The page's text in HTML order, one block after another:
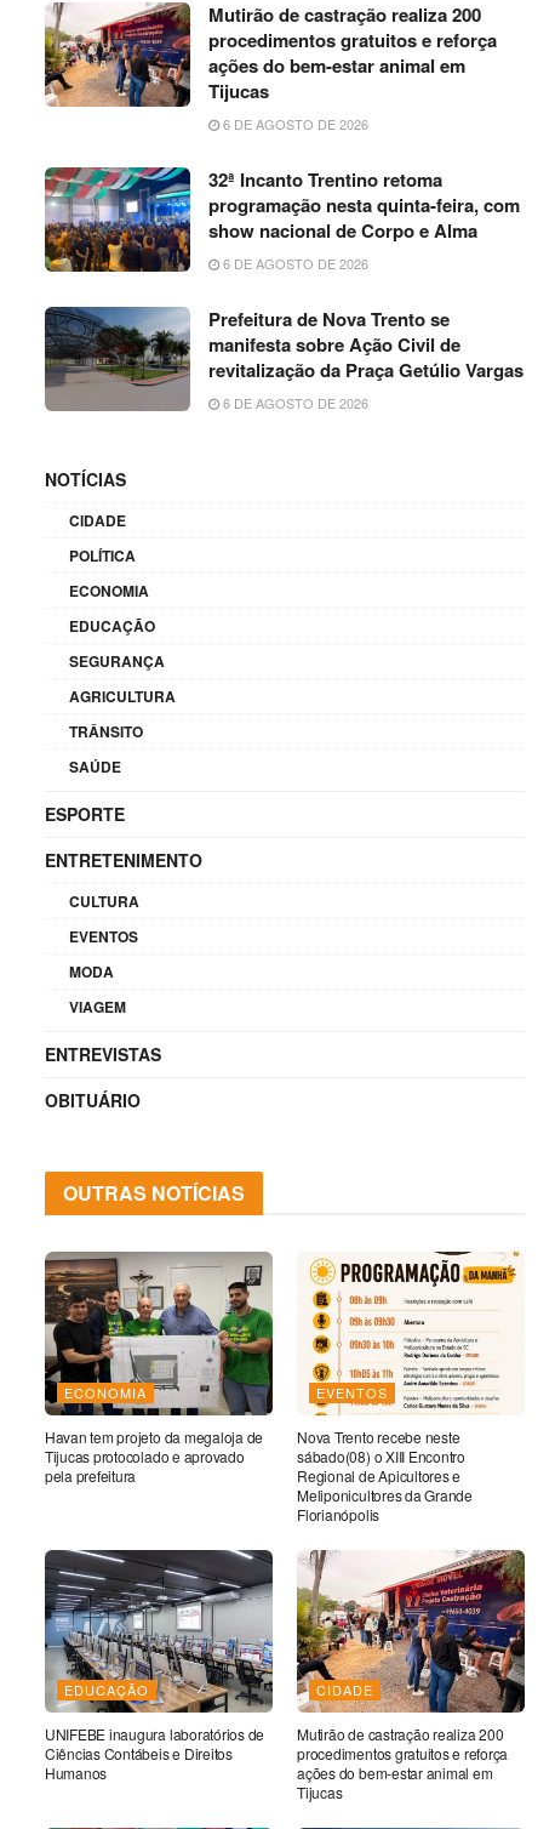
Mutirão de castração realiza 200
procedimentos gratuitos e reforça
ações do bem-estar animal em
Tijucas
6 DE AGOSTO DE 2026
32ª Incanto Trentino retoma
programação nesta quinta-feira, com
show nacional de Corpo e Alma
6 DE AGOSTO DE 2026
Prefeitura de Nova Trento se
manifesta sobre Ação Civil de
revitalização da Praça Getúlio Vargas
6 DE AGOSTO DE 2026
NOTÍCIAS
CIDADE
POLÍTICA
ECONOMIA
EDUCAÇÃO
SEGURANÇA
AGRICULTURA
TRÂNSITO
SAÚDE
ESPORTE
ENTRETENIMENTO
CULTURA
EVENTOS
MODA
VIAGEM
ENTREVISTAS
OBITUÁRIO
OUTRAS NOTÍCIAS
ECONOMIA
Havan tem projeto da megaloja de
Tijucas protocolado e aprovado
pela prefeitura
EVENTOS
Nova Trento recebe neste
sábado(08) o XIII Encontro
Regional de Apicultores e
Meliponicultores da Grande
Florianópolis
EDUCAÇÃO
UNIFEBE inaugura laboratórios de
Ciências Contábeis e Direitos
Humanos
CIDADE
Mutirão de castração realiza 200
procedimentos gratuitos e reforça
ações do bem-estar animal em
Tijucas